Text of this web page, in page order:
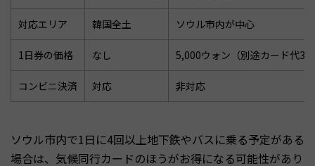
対応エリア 韓国全土 ソウル市内が中心
1日券の価格 なし 5,000ウォン（別途カード代
コンビニ決済 対応 非対応
ソウル市内で1日に4回以上地下鉄やバスに乗る予定がある
場合は、気候同行カードのほうがお得になる可能性があり